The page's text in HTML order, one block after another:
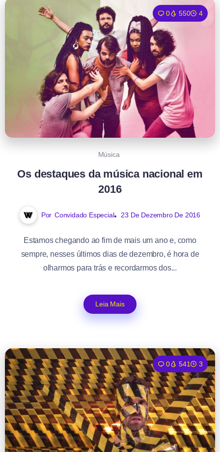
0 550 4
Música
Os destaques da música nacional em
2016
Por Convidado Especial 23 De Dezembro De 2016
Estamos chegando ao fim de mais um ano e, como
sempre, nesses últimos dias de dezembro, é hora de
olharmos para trás e recordarmos dos...
Leia Mais
0 541 3